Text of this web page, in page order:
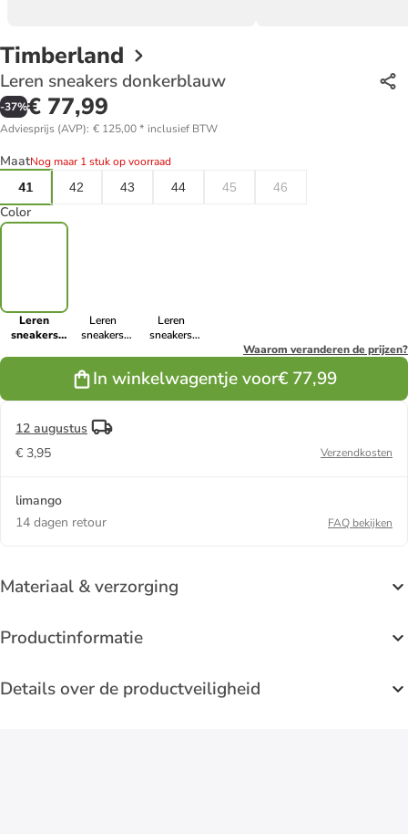
Timberland
Leren sneakers donkerblauw
-37%€ 77,99
Adviesprijs (AVP): € 125,00* inclusief BTW
MaatNog maar 1 stuk op voorraad
41
42 43 44 45 46
Color
Leren
sneakers
Leren
sneakers
Leren
sneakers
Waarom veranderen de prijzen?
In winkelwagentje voor€ 77,99
12 augustus
€ 3,95
Verzendkosten
limango
14 dagen retour
FAQ bekijken
Materiaal & verzorging
Productinformatie
Details over de productveiligheid